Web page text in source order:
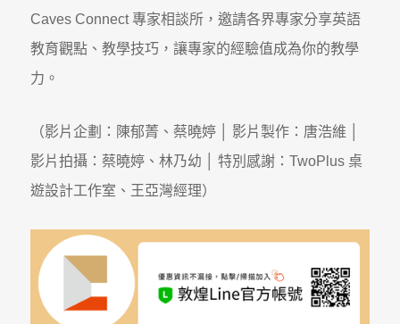
Caves Connect 專家相談所，邀請各界專家分享英語
教育觀點、教學技巧，讓專家的經驗值成為你的教學
力。
（影片企劃：陳郁菁、蔡曉婷 │ 影片製作：唐浩維 │
影片拍攝：蔡曉婷、林乃幼 │ 特別感謝：TwoPlus 桌
遊設計工作室、王亞灣經理）